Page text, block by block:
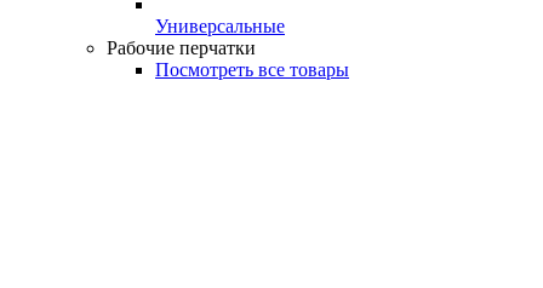
Универсальные
Рабочие перчатки
Посмотреть все товары